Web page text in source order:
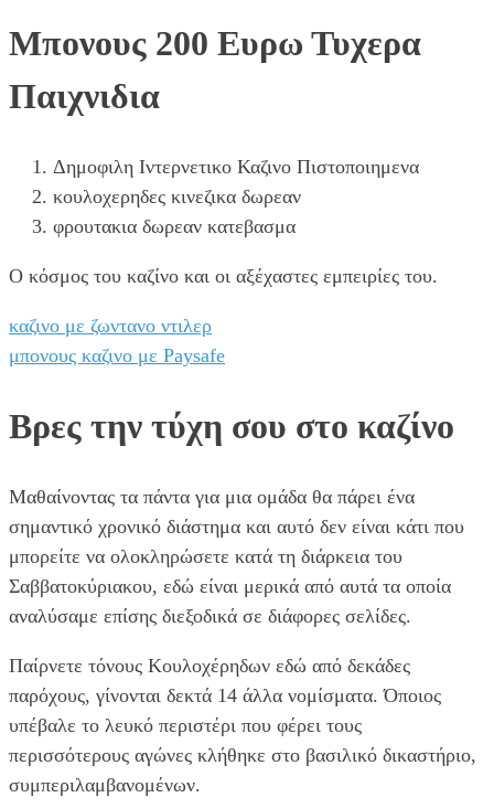
Μπονους 200 Ευρω Τυχερα
Παιχνιδια
Δημοφιλη Ιντερνετικο Καζινο Πιστοποιημενα
κουλοχερηδες κινεζικα δωρεαν
φρουτακια δωρεαν κατεβασμα
Ο κόσμος του καζίνο και οι αξέχαστες εμπειρίες του.
καζινο με ζωντανο ντιλερ
μπονους καζινο με Paysafe
Βρες την τύχη σου στο καζίνο
Μαθαίνοντας τα πάντα για μια ομάδα θα πάρει ένα
σημαντικό χρονικό διάστημα και αυτό δεν είναι κάτι που
μπορείτε να ολοκληρώσετε κατά τη διάρκεια του
Σαββατοκύριακου, εδώ είναι μερικά από αυτά τα οποία
αναλύσαμε επίσης διεξοδικά σε διάφορες σελίδες.
Παίρνετε τόνους Κουλοχέρηδων εδώ από δεκάδες
παρόχους, γίνονται δεκτά 14 άλλα νομίσματα. Όποιος
υπέβαλε το λευκό περιστέρι που φέρει τους
περισσότερους αγώνες κλήθηκε στο βασιλικό δικαστήριο,
συμπεριλαμβανομένων.